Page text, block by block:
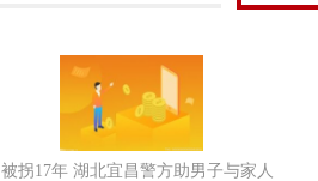
被拐17年 湖北宜昌警方助男子与家人